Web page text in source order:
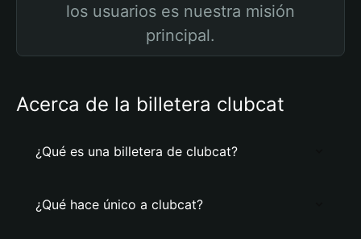
los usuarios es nuestra misión
principal.
Acerca de la billetera clubcat
¿Qué es una billetera de clubcat?
¿Qué hace único a clubcat?